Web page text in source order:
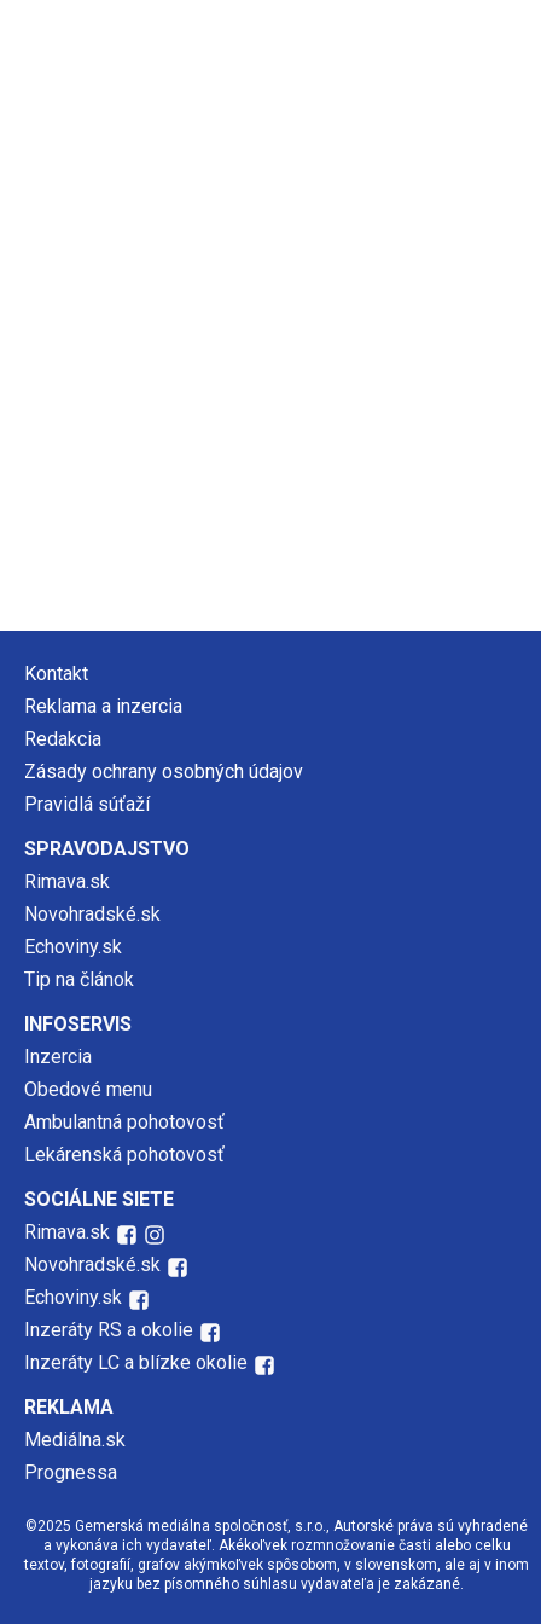
Kontakt
Reklama a inzercia
Redakcia
Zásady ochrany osobných údajov
Pravidlá súťaží
SPRAVODAJSTVO
Rimava.sk
Novohradské.sk
Echoviny.sk
Tip na článok
INFOSERVIS
Inzercia
Obedové menu
Ambulantná pohotovosť
Lekárenská pohotovosť
SOCIÁLNE SIETE
Rimava.sk
Novohradské.sk
Echoviny.sk
Inzeráty RS a okolie
Inzeráty LC a blízke okolie
REKLAMA
Mediálna.sk
Prognessa
©2025 Gemerská mediálna spoločnosť, s.r.o., Autorské práva sú vyhradené
a vykonáva ich vydavateľ. Akékoľvek rozmnožovanie časti alebo celku
textov, fotografií, grafov akýmkoľvek spôsobom, v slovenskom, ale aj v inom
jazyku bez písomného súhlasu vydavateľa je zakázané.